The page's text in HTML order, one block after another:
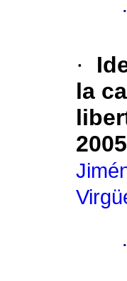
·
·
la
·